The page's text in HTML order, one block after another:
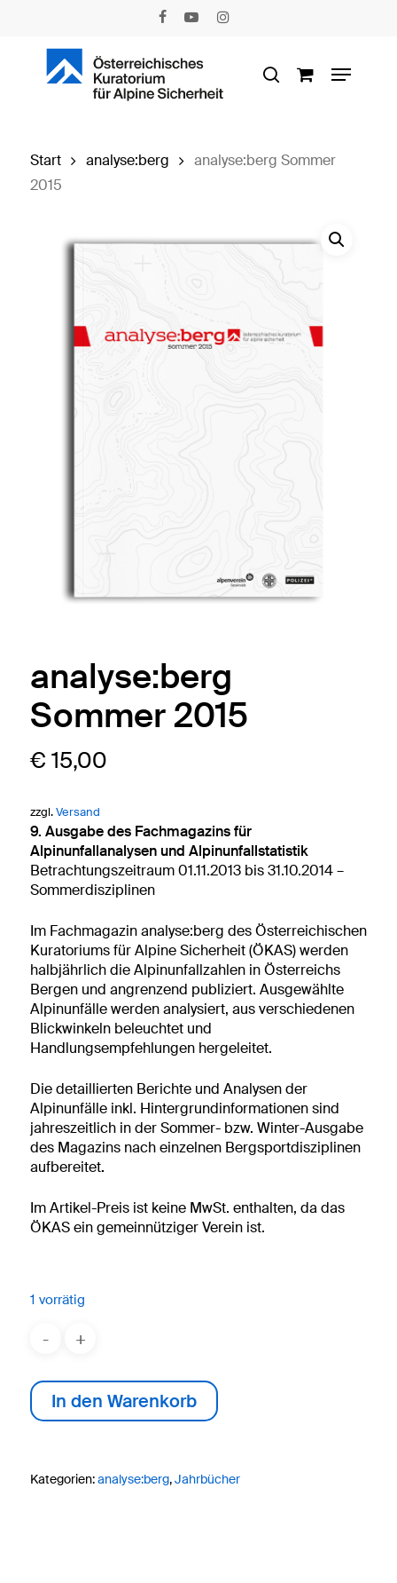
facebookyoutubeinstagram
search
Menu
Start analyse:berg
analyse:berg Sommer
2015
analyse:berg
Sommer 2015
€ 15,00
zzgl.Versand
9. Ausgabe des Fachmagazins für
Alpinunfallanalysen und Alpinunfallstatistik
Betrachtungszeitraum 01.11.2013 bis 31.10.2014 –
Sommerdisziplinen
Im Fachmagazin analyse:berg des Österreichischen
Kuratoriums für Alpine Sicherheit (ÖKAS) werden
halbjährlich die Alpinunfallzahlen in Österreichs
Bergen und angrenzend publiziert. Ausgewählte
Alpinunfälle werden analysiert, aus verschiedenen
Blickwinkeln beleuchtet und
Handlungsempfehlungen hergeleitet.
Die detaillierten Berichte und Analysen der
Alpinunfälle inkl. Hintergrundinformationen sind
jahreszeitlich in der Sommer- bzw. Winter-Ausgabe
des Magazins nach einzelnen Bergsportdisziplinen
aufbereitet.
Im Artikel-Preis ist keine MwSt. enthalten, da das
ÖKAS ein gemeinnütziger Verein ist.
1 vorrätig
In den Warenkorb
Kategorien:analyse:berg,Jahrbücher